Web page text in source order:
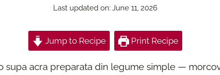
Last updated on: June 11, 2026
Jump to Recipe Print Recipe
supa acra preparata din legume simple —